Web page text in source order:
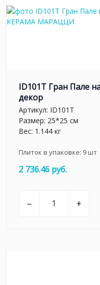
ID101T Гран Пале
декор
Артикул: ID101T
Размер: 25*25 см
Вес: 1.144 кг
Плиток в упаковке: 9шт
2 736.46 руб.
– +